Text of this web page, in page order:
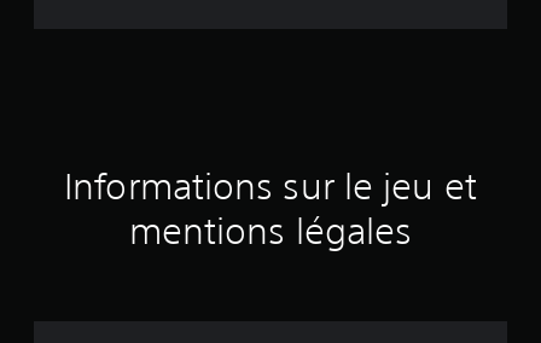
i
Informations sur le jeu et
mentions légales